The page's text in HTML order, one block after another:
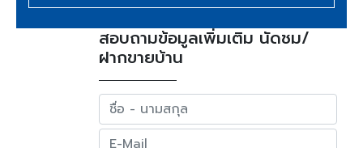
สอบถามข้อมูลเพิ่มเติม นัดชม/
ฝากขายบ้าน